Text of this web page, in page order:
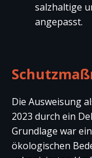
salzhaltige
angepasst.
Die Ausweisung
2023 durch ein
Grundlage war
ökologischen